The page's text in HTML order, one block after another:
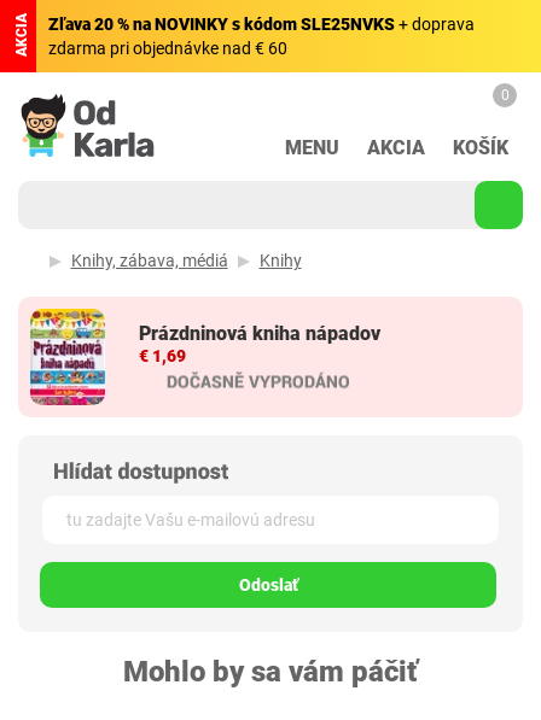
AKCIA Zľava 20 % na NOVINKY s kódom SLE25NVKS+ doprava
zdarma pri objednávke nad € 60
MENU AKCIA
0
KOŠÍK
Knihy, zábava, médiá Knihy
Prázdninová kniha nápadov
€ 1,69
Odoslať
Mohlo by sa vám páčiť